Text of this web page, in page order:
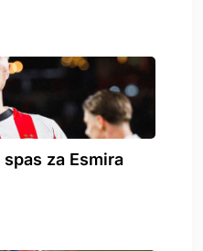
za Esmira